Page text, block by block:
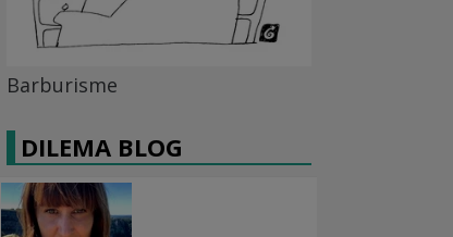
Barburisme
DILEMA BLOG